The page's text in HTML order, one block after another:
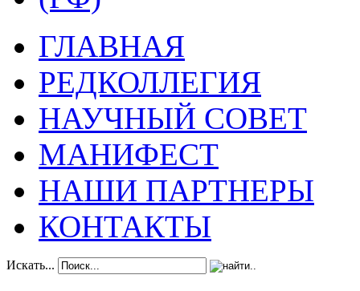
ГЛАВНАЯ
РЕДКОЛЛЕГИЯ
НАУЧНЫЙ СОВЕТ
МАНИФЕСТ
НАШИ ПАРТНЕРЫ
КОНТАКТЫ
Искать...